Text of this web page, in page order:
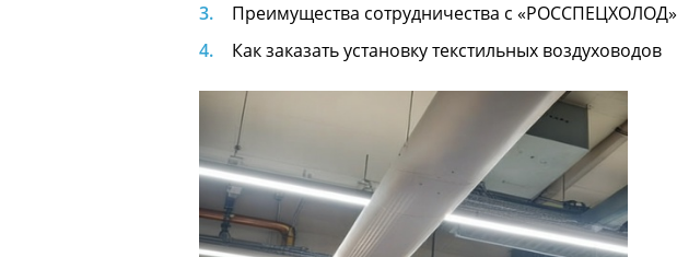
Преимущества сотрудничества с «РОССПЕЦХОЛОД»
Как заказать установку текстильных воздуховодов